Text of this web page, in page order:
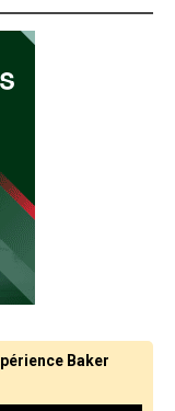
Baker